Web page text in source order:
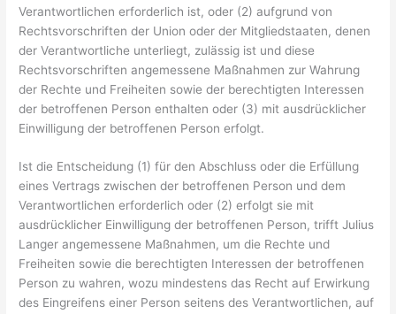
Verantwortlichen erforderlich ist, oder (2) aufgrund von
Rechtsvorschriften der Union oder der Mitgliedstaaten, denen
der Verantwortliche unterliegt, zulässig ist und diese
Rechtsvorschriften angemessene Maßnahmen zur Wahrung
der Rechte und Freiheiten sowie der berechtigten Interessen
der betroffenen Person enthalten oder (3) mit ausdrücklicher
Einwilligung der betroffenen Person erfolgt.
Ist die Entscheidung (1) für den Abschluss oder die Erfüllung
eines Vertrags zwischen der betroffenen Person und dem
Verantwortlichen erforderlich oder (2) erfolgt sie mit
ausdrücklicher Einwilligung der betroffenen Person, trifft Julius
Langer angemessene Maßnahmen, um die Rechte und
Freiheiten sowie die berechtigten Interessen der betroffenen
Person zu wahren, wozu mindestens das Recht auf Erwirkung
des Eingreifens einer Person seitens des Verantwortlichen, auf